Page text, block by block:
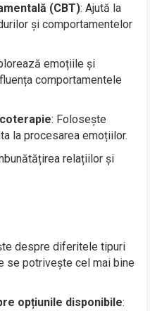
(CBT): Ajută la
și comportamentelor
emoțiile și
comportamentele
: Folosește
la procesarea emoțiilor.
relațiilor și
despre diferitele tipuri
se potrivește cel mai bine
opțiunile disponibile: